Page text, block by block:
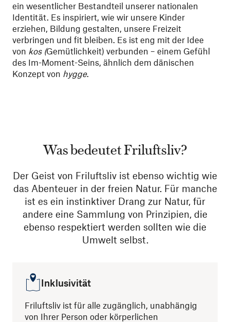
ein wesentlicher Bestandteil unserer nationalen
Identität. Es inspiriert, wie wir unsere Kinder
erziehen, Bildung gestalten, unsere Freizeit
verbringen und fit bleiben. Es ist eng mit der Idee
von kos (Gemütlichkeit) verbunden – einem Gefühl
des Im-Moment-Seins, ähnlich dem dänischen
Konzept von hygge.
Was bedeutet Friluftsliv?
Der Geist von Friluftsliv ist ebenso wichtig wie
das Abenteuer in der freien Natur. Für manche
ist es ein instinktiver Drang zur Natur, für
andere eine Sammlung von Prinzipien, die
ebenso respektiert werden sollten wie die
Umwelt selbst.
Inklusivität
Friluftsliv ist für alle zugänglich, unabhängig
von Ihrer Person oder körperlichen